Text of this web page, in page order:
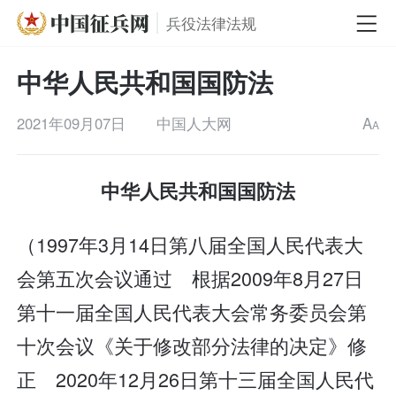
兵役法律法规
中华人民共和国国防法
2021年09月07日 中国人大网 AA
中华人民共和国国防法
（1997年3月14日第八届全国人民代表大
会第五次会议通过 根据2009年8月27日
第十一届全国人民代表大会常务委员会第
十次会议《关于修改部分法律的决定》修
正 2020年12月26日第十三届全国人民代